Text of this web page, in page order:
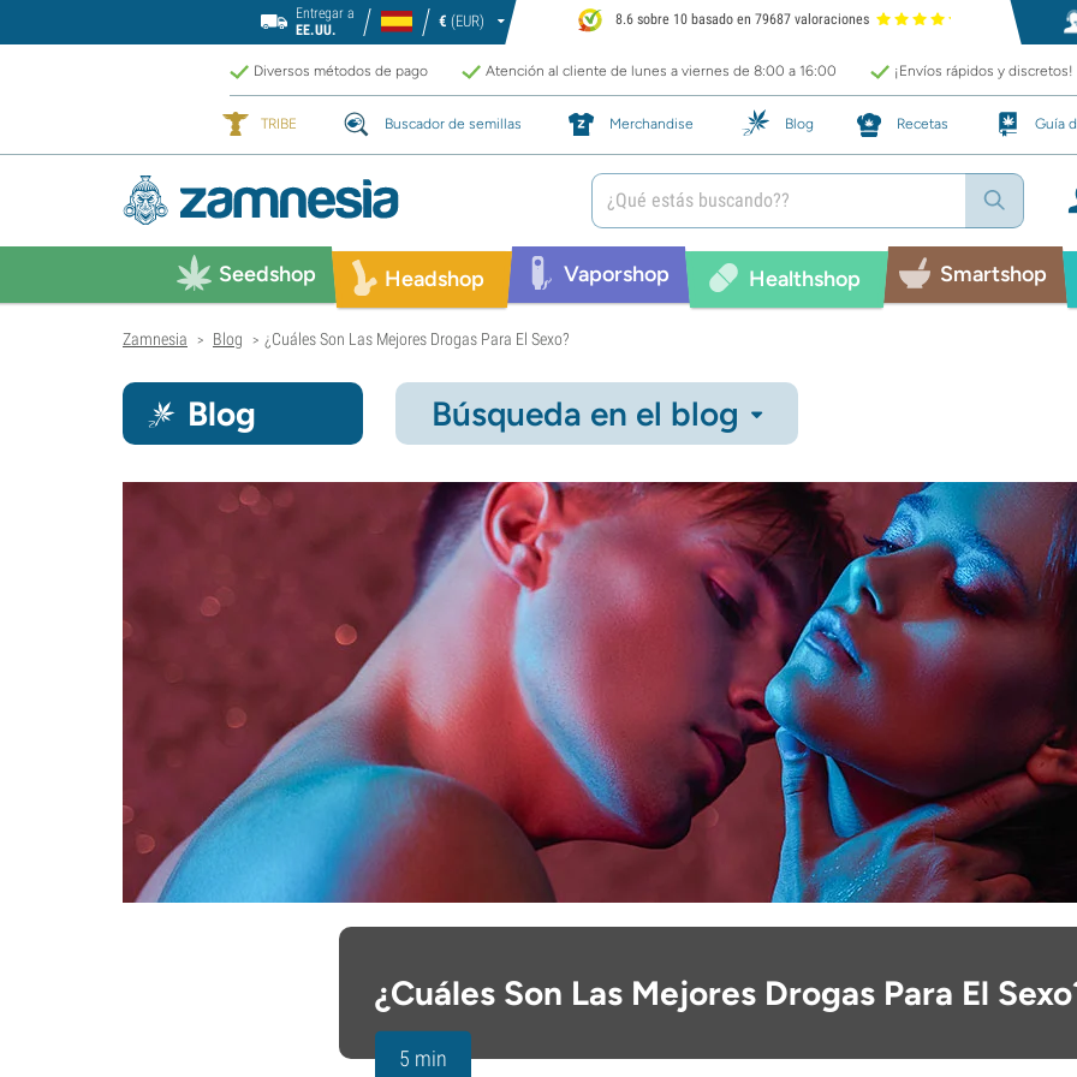
Entregar a
EE.UU.
€ (EUR) 8.6 sobre 10 basado en 79687 valoraciones
Diversos métodos de pago Atención al cliente de lunes a viernes de 8:00 a 16:00 ¡Envíos rápidos y discretos!
TRIBE Buscador de semillas Merchandise Blog Recetas Guía
Seedshop Headshop Vaporshop Healthshop Smartshop
Zamnesia > Blog > ¿Cuáles Son Las Mejores Drogas Para El Sexo?
Blog Búsqueda en el blog
¿Cuáles Son Las Mejores Drogas Para El
5 min